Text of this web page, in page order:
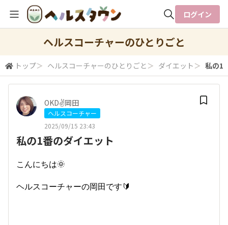
全体検索
検索
ログイン
ヘルスコーチャーのひとりごと
トップ＞ ヘルスコーチャーのひとりごと ＞ ダイエット ＞ 私の1
OKD✌️岡田
ヘルスコーチャー
2025/09/15 23:43
私の1番のダイエット
こんにちは🌞
ヘルスコーチャーの岡田です🔰